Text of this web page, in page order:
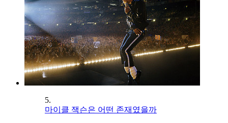
5.
마이클 잭슨은 어떤 존재였을까